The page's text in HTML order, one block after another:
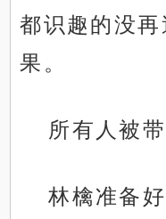
都识趣的没
果。
所有人被
林檎准备